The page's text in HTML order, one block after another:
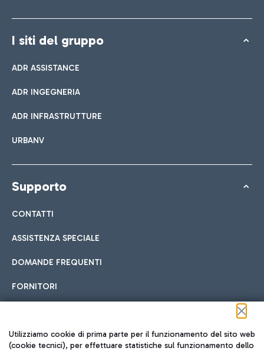
I siti del gruppo
ADR ASSISTANCE
ADR INGEGNERIA
ADR INFRASTRUTTURE
URBANV
Supporto
CONTATTI
ASSISTENZA SPECIALE
DOMANDE FREQUENTI
FORNITORI
Seguici sui social
Utilizziamo cookie di prima parte per il funzionamento del sito web
(cookie tecnici), per effettuare statistiche sul funzionamento dello